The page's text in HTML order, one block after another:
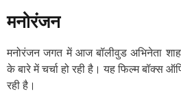
मनोरंजन
मनोरंजन जगत में आज बॉलीवुड अभिनेता
के बारे में चर्चा हो रही है। यह फिल्म बॉक्स
रही है।